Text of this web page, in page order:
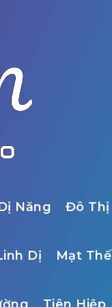
Năng Đô Thị
Dị Mạt Thế